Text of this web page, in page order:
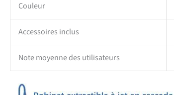
Couleur
Accessoires inclus
Note moyenne des utilisateurs